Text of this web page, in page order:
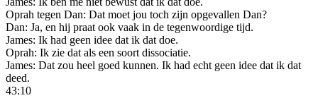
Oprah tegen Dan: Dat moet jou toch zijn opgevallen Dan?
Dan: Ja, en hij praat ook vaak in de tegenwoordige tijd.
James: Ik had geen idee dat ik dat doe.
Oprah: Ik zie dat als een soort dissociatie.
James: Dat zou heel goed kunnen. Ik had echt geen idee dat ik dat
deed.
43:10